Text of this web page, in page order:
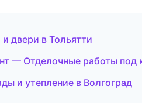
двери в Тольятти
— Отделочные работы под
и утепление в Волгоград